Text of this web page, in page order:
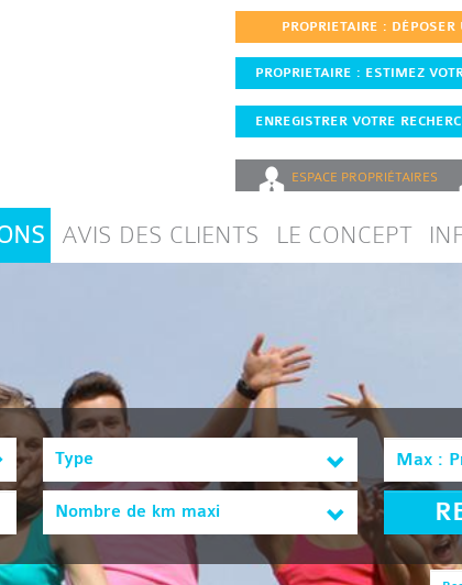
PROPRIETAIRE :
PROPRIETAIRE : ESTIMEZ
ENREGISTRER VOTRE
ESPACE PROPRIÉTAIRES
AVIS DES CLIENTS LE CONCEPT
Type
Nombre de km maxi